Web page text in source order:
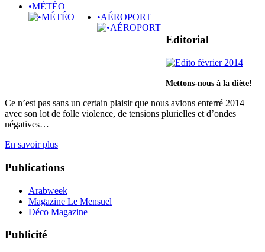
•MÉTÉO
•AÉROPORT
Editorial
Mettons-nous à la diète!
Ce n’est pas sans un certain plaisir que nous avions enterré 2014
avec son lot de folle violence, de tensions plurielles et d’ondes
négatives…
En savoir plus
Publications
Arabweek
Magazine Le Mensuel
Déco Magazine
Publicité